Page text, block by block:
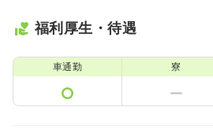
福利厚生・待遇
車通勤 寮